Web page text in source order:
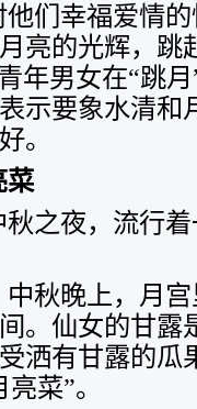
们幸福爱情
亮的光辉，跳
年男女在“跳
示要象水清和
。
菜
之夜，流行
秋晚上，月
。仙女的甘露
洒有甘露的瓜
菜”。